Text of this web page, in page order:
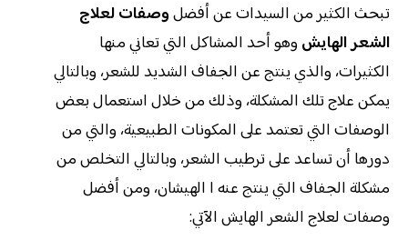
تبحث الكثير من السيدات عن أفضلوصفات لعلاج
الشعر الهايش وهو أحد المشاكل التي تعاني منها
الكثيرات، والذي ينتج عن الجفاف الشديد للشعر، وبالتالي
يمكن علاج تلك المشكلة، وذلك من خلال استعمال بعض
الوصفات التي تعتمد على المكونات الطبيعية، والتي من
دورها أن تساعد على ترطيب الشعر، وبالتالي التخلص من
مشكلة الجفاف التي ينتج عنه ا الهيشان، ومن أفضل
وصفات لعلاج الشعر الهايش الآتي: